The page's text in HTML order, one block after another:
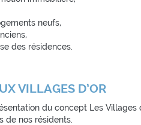
neufs,
des résidences.
VILLAGES D’OR
du concept Les Villages
de nos résidents.